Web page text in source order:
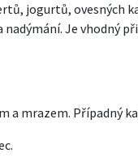
jogurtů, ovesných
Je vhodný
a mrazem. Případný